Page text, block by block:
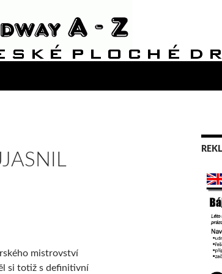
mistrovství
si totiž s definitivní